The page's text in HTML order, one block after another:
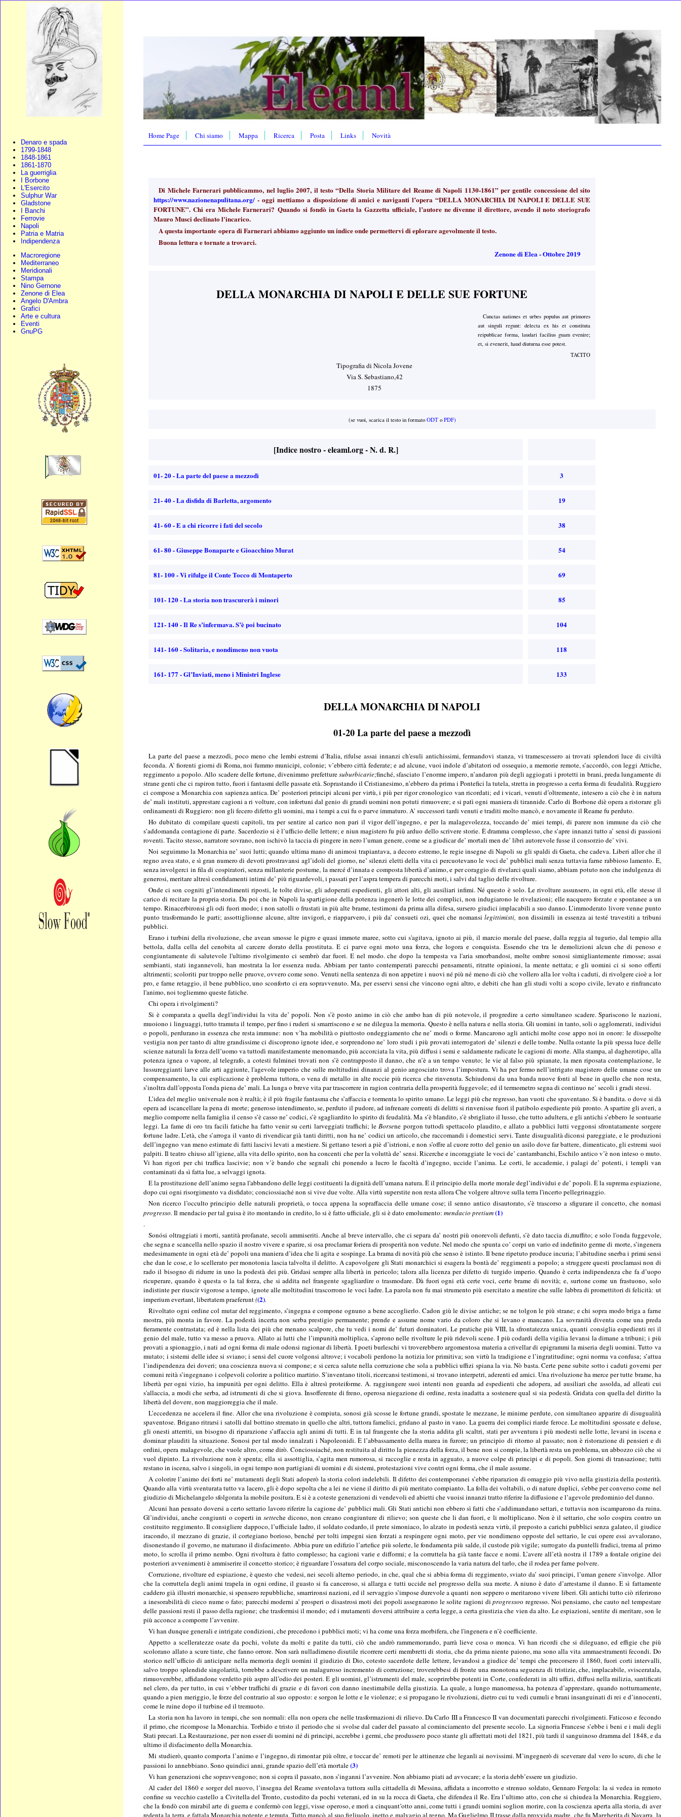
Denaro e spada
1799-1848
1848-1861
1861-1870
La guerriglia
I Borbone
L'Esercito
Sulphur War
Gladstone
I Banchi
Ferrovie
Napoli
Patria e Matria
Indipendenza
Macroregione
Mediterraneo
Meridionali
Stampa
Nino Gernone
Zenone di Elea
Angelo D'Ambra
Grafici
Arte e cultura
Eventi
GnuPG
Home Page Chi siamo Mappa Ricerca Posta Links Novità
Di Michele Farnerari pubblicammo, nel luglio 2007, il testo “Della Storia Militare del Reame di Napoli 1130-1861” per gentile concessione del sito
https://www.nazionenapulitana.org/ - oggi mettiamo a disposizione di amici e naviganti l’opera “DELLA MONARCHIA DI NAPOLI E DELLE SUE
FORTUNE”. Chi era Michele Farnerari? Quando si fondò in Gaeta la Gazzetta ufficiale, l’autore ne divenne il direttore, avendo il noto storiografo
Mauro Musci declinato l'incarico.
A questa importante opera di Farnerari abbiamo aggiunto un indice onde permettervi di eplorare agevolmente il testo.
Buona lettura e tornate a trovarci.
Zenone di Elea - Ottobre 2019
DELLA MONARCHIA DI NAPOLI E DELLE SUE FORTUNE
Cunctas nationes et urbes populus aut primores
aut singuli regunt: delecta ex his et constituta
reipublicae forma, laudari facilius guam evenire;
et, si evenerit, haud diuturna esse potest.
TACITO
Tipografia di Nicola Jovene
Via S. Sebastiano,42
1875
(se vuoi, scarica il testo in formato ODTo PDF)
[Indice nostro - eleaml.org - N. d. R.]
01- 20 - La parte del paese a mezzodì 3
21- 40 - La disfida di Barletta, argomento 19
41- 60 - E a chi ricorre i fati del secolo 38
61- 80 - Giuseppe Bonaparte e Gioacchino Murat 54
81- 100 - Vi rifulge il Conte Tocco di Montaperto 69
101- 120 - La storia non trascurerà i minori 85
121- 140 - Il Re s’infermava. S’è poi bucinato 104
141- 160 - Solitaria, e nondimeno non vuota 118
161- 177 - Gl’Inviati, meno i Ministri Inglese 133
DELLA MONARCHIA DI NAPOLI
01-20 La parte del paese a mezzodì
La parte del paese a mezzodì, poco meno che lembi estremi d’Italia, rifulse assai innanzi ch'esuli antichissimi, fermandovi stanza, vi tramescessero ai trovati splendori luce di civiltà
feconda. A’ fiorenti giorni di Roma, noi fummo municipi, colonie; v’ebbero città federate; e ad alcune, vuoi indole d’abitatori od ossequio, a memorie remote, s’accordò, con leggi Attiche,
reggimento a popolo. Allo scadere delle fortune, divenimmo prefetturesuburbicarie;finché, sfasciato l’enorme impero, n’andaron più degli aggiogati i protetti in brani, preda lungamente di
strane genti che ci rapiron tutto, fuori i fantasmi delle passate età. Soprastando il Cristianesimo, n’ebbero da prima i Pontefici la tutela, stretta in progresso a certa forma di feudalità. Ruggiero
ci compose a Monarchia con sapienza antica. De’ posteriori principi alcuni per virtù, i più per rigor cronologico van ricordati; ed i vicari, venuti d’oltremente, intesero a ciò che è in natura
de’ mali instituti, apprestare cagioni a ri volture, con infortuni dal genio di grandi uomini non potuti rimuovere; e si patì ogni maniera di tirannide. Carlo di Borbone diè opera a ristorare gli
ordinamenti di Ruggiero: non gli fecero difetto gli uomini, ma i tempi a cui fu o parve immaturo. A’ successori tardi venuti e traditi molto mancò, e novamente il Reame fu perduto.
Ho dubitato di compilare questi capitoli, tra per sentire al carico non pari il vigor dell’ingegno, e per la malagevolezza, toccando de’ miei tempi, di parere non immune da ciò che
s’addomanda contagione di parte. Sacerdozio si è l’ufficio delle lettere; e niun magistero fu più arduo dello scrivere storie. È dramma complesso, che s’apre innanzi tutto a’ sensi di passioni
roventi. Tacito stesso, narratore sovrano, non ischivò la taccia di pingere in nero l’uman genere, come se a giudicar de’ mortali men de’ libri autorevole fusse il consorzio de’ vivi.
Noi seguimmo la Monarchia ne’ suoi lutti; quando ultima mano di animosi trapiantava, a decoro estremo, le regie insegne di Napoli su gli spaldi di Gaeta, che cadeva. Liberi allor che il
regno avea stato, e sì gran numero di devoti prostravansi agl’idoli del giorno, ne’ silenzi eletti della vita ci percuotevano le voci de’ pubblici mali senza tuttavia farne rabbioso lamento. E,
senza involgerci in fila di cospiratori, senza millanterie postume, la mercé d’innata e composta libertà d’animo, e per coraggio di rivelarci quali siamo, abbiam potuto non che indulgenza di
generosi, meritare altresì confidamenti intimi de’ più riguardevoli, i passati per l’aspra tempera di parecchi moti, i salvi dal taglio delle rivolture.
Onde ci son cogniti gl’intendimenti riposti, le tolte divise, gli adoperati espedienti, gli attori alti, gli ausiliari infimi. Né questo è solo. Le rivolture assunsero, in ogni età, elle stesse il
carico di recitare la propria storia. Da poi che in Napoli la spartigione della potenza ingenerò le lotte dei complici, non indugiarono le rivelazioni; elle nacquero forzate e spontanee a un
tempo. Rinacerbironsi gli odi fuori modo; i non satolli o frustati in più alte brame, testimoni da prima alla difesa, sursero giudici implacabili a suo danno. L’immoderato livore venne punto
punto trasformando le parti; assottiglionne alcune, altre invigorì, e riapparvero, i più da’ consueti ozi, quei che nomansilegittimisti, non dissimili in essenza ai testé travestiti a tribuni
pubblici.
Erano i turbini della rivoluzione, che avean smosse le pigro e quasi immote maree, sotto cui s'agitava, ignoto ai più, il marcio morale del paese, dalla reggia al tugurio, dal tempio alla
bettola, dalla cella del cenobita al carcere dorato della prostituta. E ci parve ogni moto una forza, che logora e conquista. Essendo che tra le demolizioni alcun che di penoso e
congiuntamente di salutevole l'ultimo rivolgimento ci sembrò dar fuori. E nel modo. che dopo la tempesta va l'aria smorbandosi, molte ombre sonosi simigliantemente rimosse; assai
sembianti, stati ingannevoli, han mostrata la lor essenza nuda. Abbiam per tanto contemperati parecchi pensamenti, ritratte opinioni, la mente nettata; e gli uomini ci si sono offerti
altrimenti; scoloriti pur troppo nelle pruove, ovvero come sono. Venuti nella sentenza di non appetire i nuovi né più né meno di ciò che vollero alla lor volta i caduti, di rivolgere cioè a lor
pro, e farne retaggio, il bene pubblico, uno sconforto ci era sopravvenuto. Ma, per esservi sensi che vincono ogni altro, e debiti che han gli studi volti a scopo civile, levato e rinfrancato
l'animo, noi togliemmo queste fatiche.
Chi opera i rivolgimenti?
Si è comparata a quella degl’individui la vita de’ popoli. Non s’è posto animo in ciò che ambo han di più notevole, il progredire a certo simultaneo scadere. Spariscono le nazioni,
muoiono i linguaggi, tutto tramuta il tempo, per fino i ruderi si smarriscono e se ne dilegua la memoria. Questo è nella natura e nella storia. Gli uomini in tanto, soli o agglomerati, individui
o popoli, perdurano in essenza che resta immune: non v’ha mobilità o piuttosto ondeggiamento che ne’ modi o forme. Mancarono agli antichi molte cose appo noi in onore: le dissepolte
vestigia non per tanto di altre grandissime ci discoprono ignote idee, e sorprendono ne’ loro studi i più provati interrogatori de’ silenzi e delle tombe. Nulla ostante la più spessa luce delle
scienze naturali la forza dell’uomo va tuttodì manifestamente menomando, più accorciata la vita, più diffusi i semi e saldamente radicate le cagioni di morte. Alla stampa, al dagherotipo, alla
potenza ignea o vapore, al telegrafo, a cotesti fulminei trovati non s’è contrapposto il danno, che n’è a un tempo venuto; le vie al falso più spianate, la men riposata contemplazione, le
lussureggianti larve alle arti aggiunte, l'agevole imperio che sulle moltitudini dinanzi al genio angosciato trova l’impostura. Vi ha per fermo nell’intrigato magistero delle umane cose un
compensamento, la cui esplicazione è problema tuttora, o vena di metallo in alte roccie più ricerca che rinvenuta. Schiudonsi da una banda nuove fonti al bene in quello che non resta,
s’inoltra dall’opposta l'onda piena de’ mali. La lunga o breve vita par trascorrere in ragion contraria della prosperità fuggevole; ed il termometro segna di continuo ne’ secoli i gradi stessi.
L’idea del meglio universale non è realtà; è il più fragile fantasma che s’affaccia e tormenta lo spirito umano. Le leggi più che regresso, han vuoti che spaventano. Si è bandita. o dove si dà
opera ad iscancellare la pena di morte; generoso intendimento, se, perduto il pudore, ad infrenare correnti di delitti si rinvenisse fuori il patibolo espediente più pronto. A spartire gli averi, a
meglio comporre nella famiglia il censo s’è casso ne’ codici, s’è sgagliardito lo spirito di feudalità. Ma s’è blandito, s’è sbrigliato il lusso, che tutto adultera, e gli antichi s’ebbero le sontuarie
leggi. La fame di oro tra facili fatiche ha fatto venir su certi larveggiati traffichi; leBorsene porgon tuttodì spettacolo plaudito, e allato a pubblici lutti veggonsi sfrontatamente sorgere
fortune ladre. L’età, che s’arroga il vanto di rivendicar già tanti diritti, non ha ne’ codici un articolo, che raccomandi i domestici servi. Tante disugualità diconsi pareggiate, e le produzioni
dell’ingegno van meno estimate di fatti lascivi levati a mestiere. Si gettano tesori a piè d’istrioni, e non s’offre al cuore rotto del genio un asilo dove far battere, dimenticato, gli estremi suoi
palpiti. Il teatro chiuso all’igiene, alla vita dello spirito, non ha concenti che per la voluttà de’ sensi. Ricerche e incoraggiate le voci de’ cantambanchi, Eschilo antico v’è non inteso o muto.
Vi han rigori per chi traffica lascivie; non v’è bando che segnali chi ponendo a lucro le facoltà d’ingegno, uccide l’anima. Le corti, le accademie, i palagi de’ potenti, i templi van
contaminati da sì fatta lue, a selvaggi ignota.
E la prostituzione dell’animo segna l'abbandono delle leggi costituenti la dignità dell’umana natura. È il principio della morte morale degl’individui e de’ popoli. È la suprema espiazione,
dopo cui ogni risorgimento va disfidato; conciossiaché non si vive due volte. Alla virtù superstite non resta allora Che volgere altrove sulla terra l'incerto pellegrinaggio.
Non ricerco l’occulto principio delle naturali proprietà, o tocca appena la sopraffaccia delle umane cose; il senno antico disautorato, s’è trascorso a sfigurare il concetto, che nomasi
progresso.Il mendacio per tal guisa è ito montando in credito, lo si è fatto ufficiale, gli si è dato emolumento:mendacio pretium(1)
.
Sonósi oltraggiati i morti, santità profanate, secoli ammiseriti. Anche al breve intervallo, che ci separa da’ nostri più onorevoli defunti, s’è dato taccia di,muffito; e solo l'onda fuggevole,
che segna e scancella nello spazio il nostro vivere e sparire, si osa proclamar foriera di prosperità non vedute. Nel modo che spunta co’ corpi un vario ed indefinito germe di morte, s’ingenera
medesimamente in ogni età de’ popoli una maniera d’idea che li agita e sospinge. La brama di novità più che senso è istinto. Il bene ripetuto produce incuria; l’abitudine snerba i primi sensi
che dan le cose, e lo scellerato per monotonia lascia talvolta il delitto. A capovolgere gli Stati monarchici si esagera la bontà de’ reggimenti a popolo; a struggere questi proclamasi non di
rado il bisogno di ridurre in uno la podestà dei più. Gridasi sempre alla libertà in pericolo; talora alla licenza per difetto di turgido imperio. Quando è certa indipendenza che fa d’uopo
ricuperare, quando è questa o la tal forza, che si addita nel frangente sgagliardire o trasmodare. Dà fuori ogni età certe voci, certe brame di novità; e, surtone come un frastuono, solo
indistinte per riuscir vigorose a tempo, ignote alle moltitudini trascorrono le voci ladre. La parola non fu mai strumento più esercitato a mentire che sulle labbra di promettitori di felicità: ut
imperium evertant, libertatem praeferunt((2).
Rivoltato ogni ordine col mutar del reggimento, s’ingegna e compone ognuno a bene accoglierlo. Cadon giù le divise antiche; se ne tolgon le più strane; e chi sopra modo briga a farne
mostra, più monta in favore. La podestà incerta non serba prestigio permanente; prende e assume nome vario da coloro che si levano e mancano. La sovranità diventa come una preda
fieramente contrastata; ed è nella lista dei più che menano scalpore, che tu vedi i nomi de’ futuri dominatori. Le pratiche più VIII, la sfrontatezza unica, quanti consiglia espedienti rei il
genio del male, tutto va messo a pruova. Allato ai lutti che l’impunità moltiplica, s’aprono nelle rivolture le più ridevoli scene. I più codardi della vigilia levansi la dimane a tribuni; i più
provati a spionaggio, i nati ad ogni forma di male odonsi ragionar di libertà. I poeti burleschi vi troverebbero argomentosa materia a crivellar di epigrammi la miseria degli uomini. Tutto va
mutato; i sistemi delle idee si sviano; i sensi del cuore volgonsi altrove; i vocaboli perdono la notizia lor primitiva; son virtù la tradigione e l’ingratitudine; ogni norma va confusa; s’attua
l’indipendenza dei doveri; una coscienza nuova si compone; e si cerca salute nella corruzione che sola a pubblici uffizi spiana la via. Nò basta. Certe pene subite sotto i caduti governi per
comuni reità s’ingegnano i colpevoli colorire a politico martirio. S’inventano titoli, ricercansi testimoni, si trovano interpetri, aderenti ed amici. Una rivoluzione ha merce per tutte brame, ha
libertà per ogni vizio, ha impunità per ogni delitto. Ella è altresì proteiforme. A. raggiungere suoi intenti non guarda ad espedienti che adopera, ad ausiliari che assolda, ad alleati cui
s'allaccia, a modi che serba, ad istrumenti di che si giova. Insofferente di freno, operosa niegazione di ordine, resta inadatta a sostenere qual si sia podestà. Gridata con quella del diritto la
libertà del dovere, non maggioreggia che il male.
L’eccedenza ne accelera il fine. Allor che una rivoluzione è compiuta, sonosi già scosse le fortune grandi, spostate le mezzane, le minime perdute, con simultaneo apparire di disugualità
spaventose. Brigano ritrarsi i satolli dal bottino stremato in quello che altri, tuttora famelici, gridano al pasto in vano. La guerra dei complici riarde feroce. Le moltitudini spossate e deluse,
gli onesti atterriti, un bisogno di riparazione s’affaccia agli animi di tutti. È in tal frangente che la storia addita gli scaltri, stati per avventura i più modesti nelle lotte, levarsi in iscena e
dominar plauditi la situazione. Sonosi per tal modo innalzati i Napoleonidi. È l’abbassamento della marea in furore; un principio di ritorno al passato; non è ristorazione di pensieri e di
ordini, opera malagevole, che vuole altro, come dirò. Conciossiaché, non restituita al diritto la pienezza della forza, il bene non si compie, la libertà resta un problema, un abbozzo ciò che si
vuol dipinto. La rivoluzione non è spenta; ella si assottiglia, s’agita men rumorosa, si raccoglie e resta in agguato, a nuove colpe di principi e di popoli. Son giorni di transazione; tutti
restano in iscena, salvo i singoli, in ogni tempo non partigiani di uomini e di sistemi, protestazioni vive contri ogni forma, che il male assume.
A colorire l’animo dei forti ne’ mutamenti degli Stati adoperò la storia colori indelebili. Il difetto dei contemporanei s’ebbe riparazion di omaggio più vivo nella giustizia della posterità.
Quando alla virtù sventurata tutto va lacero, gli è dopo sepolta che a lei ne viene il diritto di più meritato compianto. La folla dei voltabili, o di nature duplici, s'ebbe per converso come nel
giudizio di Michelangelo sfolgorata la mobile positura. E si è a coteste generazioni di vendevoli ed abietti che vuoisi innanzi tratto riferire la diffusione e l’agevole predominio del danno.
Alcuni han pensato doversi a certo settario lavoro riferire la cagione de’ pubblici mali. Gli Stati antichi non ebbero sì fatti che s’addimandano settari, e tuttavia non iscamparono da ruina.
Gl’individui, anche congiunti o coperti in setteche dicono, non creano congiunture di rilievo; son queste che li dan fuori, e li moltiplicano. Non è il settario, che solo cospira contro un
costituito reggimento. Il consigliere dappoco, l’ufficiale ladro, il soldato codardo, il prete simoniaco, lo alzato in podestà senza virtù, il preposto a carichi pubblici senza galateo, il giudice
iracondo, il mezzano di grazie, il cortegiano borioso, benché per tolti impegni sien forzati a respingere ogni moto, per vie nondimeno opposte del settario, le cui opere essi avvalorano,
disonestando il governo, ne maturano il disfacimento. Abbia pure un edifizio l’artefice più solerte, le fondamenta più salde, il custode più vigile; surrogato da puntelli fradici, trema al primo
moto, lo scrolla il primo nembo. Ogni rivoltura è fatto complesso; ha cagioni varie e difformi; e la corruttela ha già tante facce e nomi. L’avere all’età nostra il 1789 a fontale origine dei
posteriori avvenimenti è ammiserire il concetto storico; è riguardare l’ossatura del corpo sociale, misconoscendo la varia natura del tarlo, che il rodea per farne polvere.
Corruzione, rivolture ed espiazione, è questo che vedesi, nei secoli alterno periodo, in che, qual che si abbia forma di reggimento, sviato da’ suoi principi, l’uman genere s’involge. Allor
che la corruttela degli animi trapela in ogni ordine, il guasto si fa canceroso, si allarga e tutti uccide nel progresso della sua morte. A niuno è dato d’arrestarne il danno. E sì fattamente
caddero già illustri monarchie, si spensero repubbliche, smarrironsi nazioni, ed il servaggio s’impose durevole a quanti non seppero o meritarono vivere liberi. Gli antichi tutto ciò riferirono
a inesorabilità di cieco nume o fato; parecchi moderni a’ prosperi o disastrosi moti dei popoli assegnarono le solite ragioni diprogressoo regresso. Noi pensiamo, che cauto nel tempestare
delle passioni resti il passo della ragione; che trasformisi il mondo; ed i mutamenti doversi attribuire a certa legge, a certa giustizia che vien da alto. Le espiazioni, sentite di meritare, son le
più acconce a comporre l’avvenire.
Vi han dunque generali e intrigate condizioni, che precedono i pubblici moti; vi ha come una forza morbifera, che l'ingenera e n’è coefficiente.
Appetto a scelleratezze osate da pochi, volute da molti e patite da tutti, ciò che andrò rammemorando, parrà lieve cosa o monca. Vi han ricordi che si dileguano, ed effigie che più
scolorano allato a scure tinte, che fanno orrore. Non sarà nulladimeno disutile ricorrere certi membretti di storia, che da prima niente paiono, ma sono alla vita ammaestramenti fecondi. Do
storico nell’ufficio di anticipare nella memoria degli uomini il giudizio di Dio, cotesto sacerdote delle lettere, levandosi a giudice de’ tempi che precorsero il 1860, fuori corti intervalli,
salvo troppo splendide singolarità, torrebbe a descrivere un malaguroso incremento di corruzione; troverebbesi di fronte una monotona seguenza di tristizie, che, implacabile, svisceratala,
rimuoverebbe, affidandone verdetto più aspro all’odio dei posteri. E gli uomini, gl’istrumenti del male, scoprirebbe potenti in Corte, confederati in alti uffizi, diffusi nella milizia, santificati
nel clero, da per tutto, in cui v’ebber traffichi di grazie e di favori con danno inestimabile della giustizia. La quale, a lungo manomessa, ha potenza d’apprestare, quando notturnamente,
quando a pien meriggio, le forze del contrario al suo opposto: e sorgon le lotte e le violenze; e si propagano le rivoluzioni, dietro cui tu vedi cumuli e brani insanguinati di rei e d’innocenti,
come le ruine dopo il turbine ed il tremuoto.
La storia non ha lavoro in tempi, che son normali: ella non opera che nelle trasformazioni di rilievo. Da Carlo III a Francesco II van documentati parecchi rivolgimenti. Faticoso e fecondo
il primo, che ricompose la Monarchia. Torbido e tristo il periodo che si svolse dal cader del passato al cominciamento del presente secolo. La signoria Francese s’ebbe i beni e i mali degli
Stati precari. La Restaurazione, per non esser di uomini né di principi, accrebbe i germi, che produssero poco stante gli affrettati moti del 1821, più tardi il sanguinoso dramma del 1848, e da
ultimo il disfacimento della Monarchia.
Mi studierò, quanto comporta l’animo e l’ingegno, di rimontar più oltre, e toccar de’ remoti per le attinenze che leganli ai novissimi. M’ingegnerò di sceverare dal vero lo scuro, di che le
passioni lo annebbiano. Sono quindici anni, grande spazio dell’età mortale(3)
Vi han generazioni che sopravvengono; non si copra il passato, non s’inganni l’avvenire. Non abbiamo piati ad avvocare; e la storia debb’essere un giudizio.
Al cader del 1860 e sorger del nuovo, l’insegna del Reame sventolava tuttora sulla cittadella di Messina, affidata a incorrotto e strenuo soldato, Gennaro Fergola: la si vedea in remoto
confine su vecchio castello a Civitella del Tronto, custodito da pochi veterani, ed in su la rocca di Gaeta, che difendea il Re. Era l’ultimo atto, con che si chiudea la Monarchia. Ruggiero,
che la fondò con mirabil arte di guerra e confermò con leggi, visse operoso, e morì a cinquant’otto anni, come tutti i grandi uomini soglion morire, con la coscienza aperta alla storia, di aver
redenta la terra, e fattala Monarchia potente e temuta. Tutto mancò al suo figliuolo, inetto e malvagio al regno. Ma Guglielmo II trasse dalla provvida madre, che fu Margherita di Navarra, la